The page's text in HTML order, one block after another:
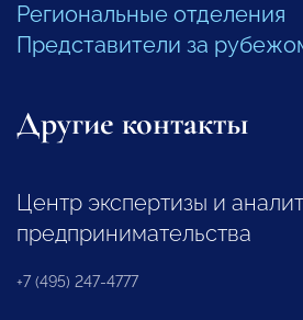
Региональные отделения
Представители за
Другие контакты
Центр экспертизы и
предпринимательства
+7 (495) 247-4777